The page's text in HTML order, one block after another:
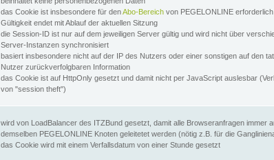
das Cookie ist insbesondere für denAbo-Bereich von PEGELONLINE erforderlich
Gültigkeit endet mit Ablauf der aktuellen Sitzung
die Session-ID ist nur auf dem jeweiligen Server gültig und wird nicht über
Server-Instanzen synchronisiert
basiert insbesondere nicht auf der IP des Nutzers oder einer sonstigen auf den
Nutzer zurückverfolgbaren Information
das Cookie ist auf HttpOnly gesetzt und damit nicht per JavaScript auslesbar
von "session theft")
wird von LoadBalancer des ITZBund gesetzt, damit alle Browseranfragen immer
demselben PEGELONLINE Knoten geleitetet werden (nötig z.B. für die
das Cookie wird mit einem Verfallsdatum von einer Stunde gesetzt